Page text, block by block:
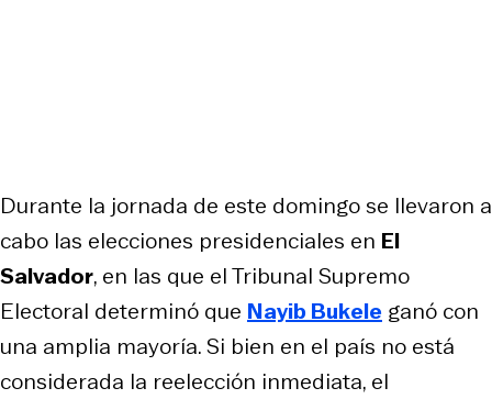
Durante la jornada de este domingo se llevaron a
cabo las elecciones presidenciales en El
Salvador, en las que el Tribunal Supremo
Electoral determinó que Nayib Bukele ganó con
una amplia mayoría. Si bien en el país no está
considerada la reelección inmediata, el